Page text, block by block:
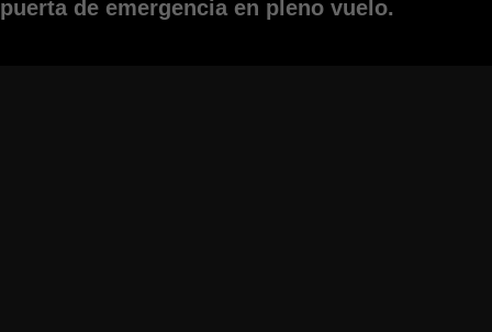
puerta de emergencia en pleno vuelo.